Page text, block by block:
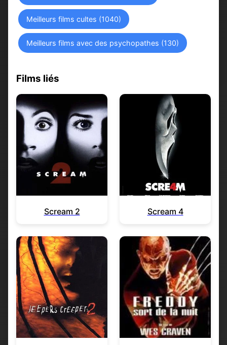
Meilleurs films cultes (1040)
Meilleurs films avec des psychopathes (130)
Films liés
Scream 2 Scream 4